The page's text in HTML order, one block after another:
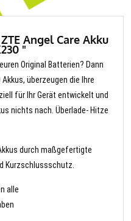
Angel Care Akku
"
Original Batterien? Dann
überzeugen die Ihre
für Ihr Gerät entwickelt und
nichts nach. Überlade- Hitze
durch maßgefertigte
Kurzschlussschutz.
alle